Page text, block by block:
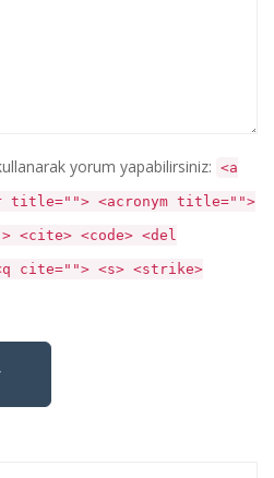
yorum yapabilirsiniz: <a
title=""> <acronym title="">
<cite> <code> <del
cite=""> <s> <strike>